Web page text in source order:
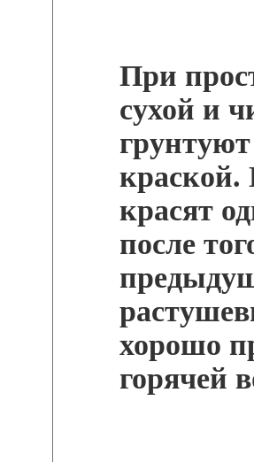
При
сухой и
краской.
красят
после
хорошо
горячей